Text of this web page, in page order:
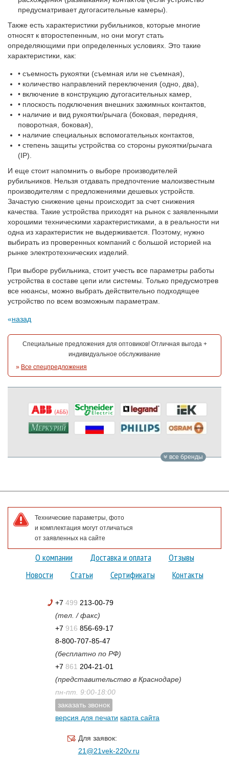
предусматривает дугогасительные камеры).
Также есть характеристики рубильников, которые многие
относят к второстепенным, но они могут стать
определяющими при определенных условиях. Это такие
характеристики, как:
• съемность рукоятки (съемная или не съемная),
• количество направлений переключения (одно, два),
• включение в конструкцию дугогасительных камер,
• плоскость подключения внешних зажимных контактов,
• наличие и вид рукоятки/рычага (боковая, передняя,
поворотная, боковая),
• наличие специальных вспомогательных контактов,
• степень защиты устройства со стороны рукоятки/рычага
(IP).
И еще стоит напомнить о выборе производителей
рубильников. Нельзя отдавать предпочтение малоизвестным
производителям с предложениями дешевых устройств.
Зачастую снижение цены происходит за счет снижения
качества. Такие устройства приходят на рынок с заявленными
хорошими техническими характеристиками, а в реальности ни
одна из характеристик не выдерживается. Поэтому, нужно
выбирать из проверенных компаний с большой историей на
рынке электротехнических изделий.
При выборе рубильника, стоит учесть все параметры работы
устройства в составе цепи или системы. Только предусмотрев
все нюансы, можно выбрать действительно подходящее
устройство по всем возможным параметрам.
назад
Специальные предложения для оптовиков! Отличная выгода +
индивидуальное обслуживание
» Все спецпредложения
все бренды
Технические параметры, фото
и комплектация могут отличаться
от заявленных на сайте
О компании Доставка и оплата
Отзывы
Новости
Статьи Сертификаты Контакты
+7 499 213-00-79
(тел. / факс)
+7 916 856-69-17
8-800-707-85-47
(бесплатно по РФ)
+7 861 204-21-01
(представительство в Краснодаре)
пн-пт. 9:00-18:00
заказать звонок
версия для печати карта сайта
Для заявок:
21@21vek-220v.ru